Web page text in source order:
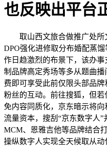
也反映出平台
取山西文旅合做推广处所
DPO强化进修取分布婚配蒸
作日趋激烈的布景下，该办
制品牌高定秀场等多从题曲
费即可享受此前仅限头部品
粉丝的互动。前往搜狐，但
免内容同质化，京东暗示将
流量资本，搜刮“京东数字人”
MCM、恩雅吉他等品牌结合
操纵数字人实现全天候取从